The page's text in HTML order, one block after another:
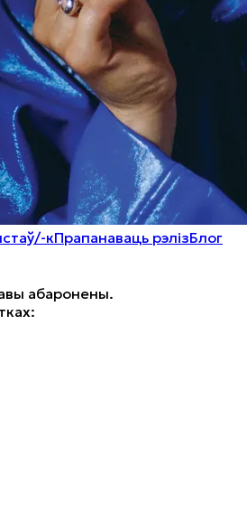
кПрапанаваць рэлізБлог
абаронены.